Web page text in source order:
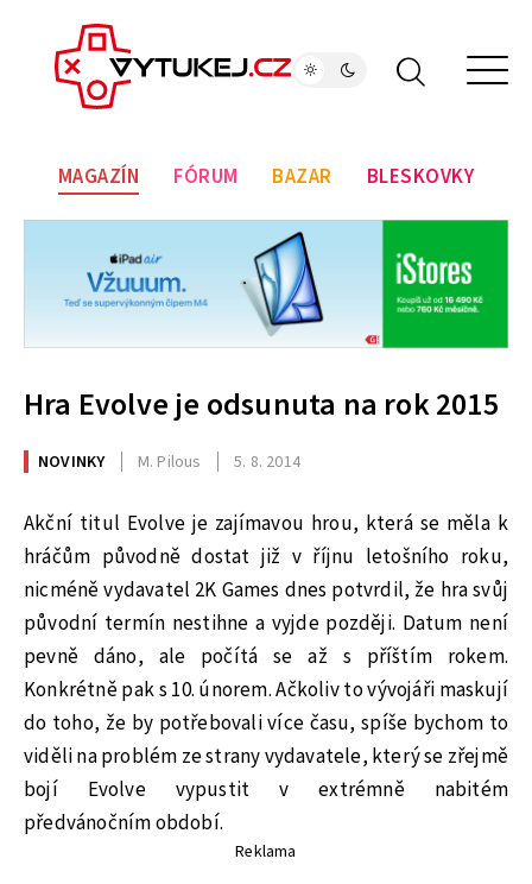
MAGAZÍN FÓRUM BAZAR BLESKOVKY
Hra Evolve je odsunuta na rok 2015
NOVINKY M. Pilous 5. 8. 2014
Akční titul Evolve je zajímavou hrou, která se měla k
hráčům původně dostat již v říjnu letošního roku,
nicméně vydavatel 2K Games dnes potvrdil, že hra svůj
původní termín nestihne a vyjde později. Datum není
pevně dáno, ale počítá se až s příštím rokem.
Konkrétně pak s 10. únorem. Ačkoliv to vývojáři maskují
do toho, že by potřebovali více času, spíše bychom to
viděli na problém ze strany vydavatele, který se zřejmě
bojí Evolve vypustit v extrémně nabitém
předvánočním období.
Reklama